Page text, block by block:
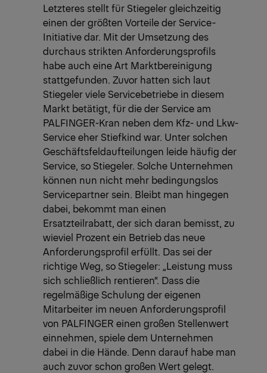
Letzteres stellt für Stiegeler gleichzeitig
einen der größten Vorteile der Service-
Initiative dar. Mit der Umsetzung des
durchaus strikten Anforderungsprofils
habe auch eine Art Marktbereinigung
stattgefunden. Zuvor hatten sich laut
Stiegeler viele Servicebetriebe in diesem
Markt betätigt, für die der Service am
PALFINGER-Kran neben dem Kfz- und Lkw-
Service eher Stiefkind war. Unter solchen
Geschäftsfeldaufteilungen leide häufig der
Service, so Stiegeler. Solche Unternehmen
können nun nicht mehr bedingungslos
Servicepartner sein. Bleibt man hingegen
dabei, bekommt man einen
Ersatzteilrabatt, der sich daran bemisst, zu
wieviel Prozent ein Betrieb das neue
Anforderungsprofil erfüllt. Das sei der
richtige Weg, so Stiegeler: „Leistung muss
sich schließlich rentieren“. Dass die
regelmäßige Schulung der eigenen
Mitarbeiter im neuen Anforderungsprofil
von PALFINGER einen großen Stellenwert
einnehmen, spiele dem Unternehmen
dabei in die Hände. Denn darauf habe man
auch zuvor schon großen Wert gelegt.